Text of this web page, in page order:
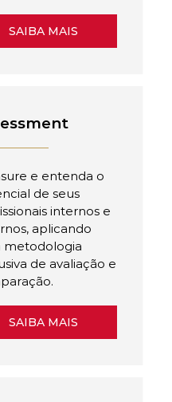
SAIBA MAIS
e entenda o
de seus
internos e
aplicando
metodologia
de avaliação e
SAIBA MAIS